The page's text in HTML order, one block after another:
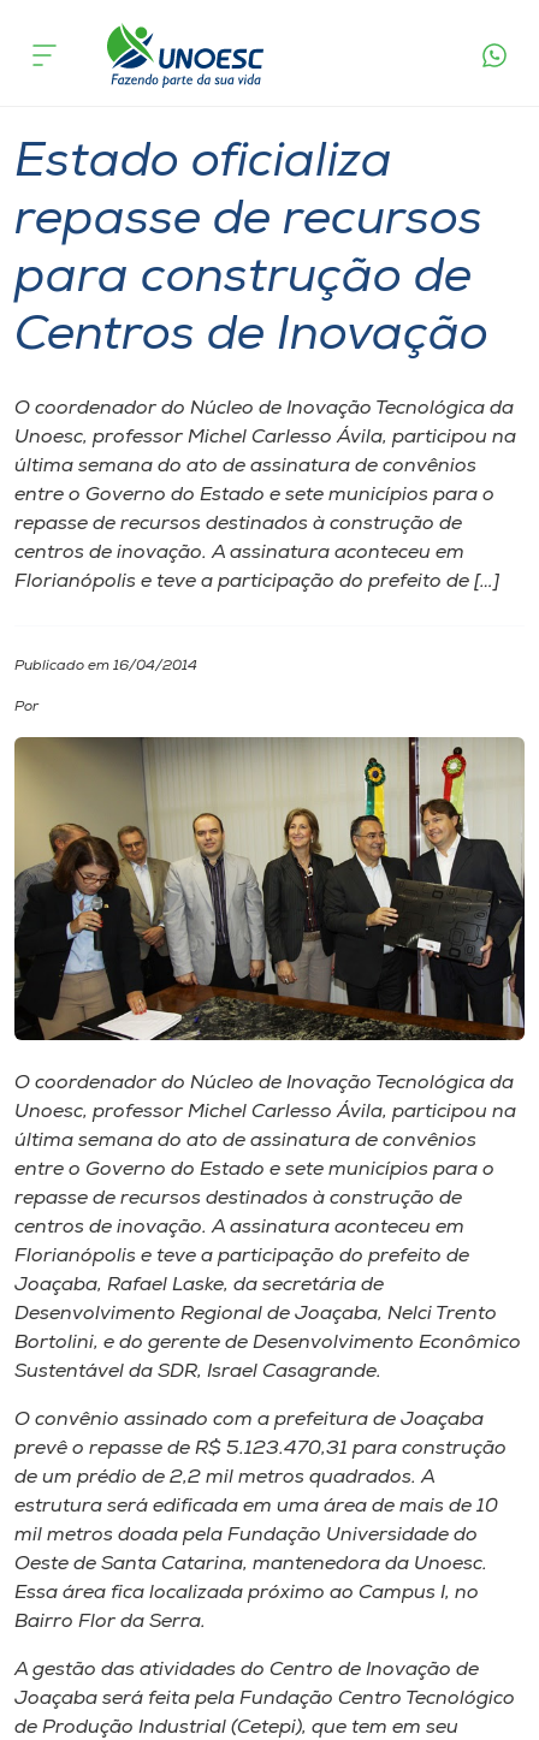
Cursos
Atendimento ao Estudante
Portal de Ensino
A
Unoesc
Internacionalização
I.nova
Diplomados
Cultura
Biblioteca
Editora
Rádio
Museu
Unoesc
Store
Selecione
o idioma
A+
A-
acontece
Graduação
Estado oficializa
repasse de recursos
para construção de
Centros de Inovação
O coordenador do Núcleo de Inovação Tecnológica da
Unoesc, professor Michel Carlesso Ávila, participou na
última semana do ato de assinatura de convênios
entre o Governo do Estado e sete municípios para o
repasse de recursos destinados à construção de
centros de inovação. A assinatura aconteceu em
Florianópolis e teve a participação do prefeito de […]
Publicado em 16/04/2014
Por
O coordenador do Núcleo de Inovação Tecnológica da
Unoesc, professor Michel Carlesso Ávila, participou na
última semana do ato de assinatura de convênios
entre o Governo do Estado e sete municípios para o
repasse de recursos destinados à construção de
centros de inovação. A assinatura aconteceu em
Florianópolis e teve a participação do prefeito de
Joaçaba, Rafael Laske, da secretária de
Desenvolvimento Regional de Joaçaba, Nelci Trento
Bortolini, e do gerente de Desenvolvimento Econômico
Sustentável da SDR, Israel Casagrande.
O convênio assinado com a prefeitura de Joaçaba
prevê o repasse de R$ 5.123.470,31 para construção
de um prédio de 2,2 mil metros quadrados. A
estrutura será edificada em uma área de mais de 10
mil metros doada pela Fundação Universidade do
Oeste de Santa Catarina, mantenedora da Unoesc.
Essa área fica localizada próximo ao Campus I, no
Bairro Flor da Serra.
A gestão das atividades do Centro de Inovação de
Joaçaba será feita pela Fundação Centro Tecnológico
de Produção Industrial (Cetepi), que tem em seu